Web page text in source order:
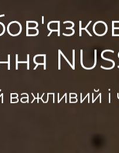
важливий